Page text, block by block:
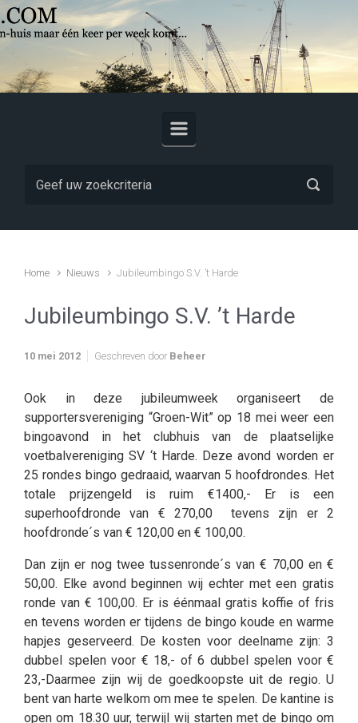
Skip to main content
Home Nieuws Jubileumbingo S.V. ’t Harde
Jubileumbingo S.V. ’t Harde
10 mei 2012 Geschreven door Beheer
Ook in deze jubileumweek organiseert de
supportersvereniging “Groen-Wit” op 18 mei weer een
bingoavond in het clubhuis van de plaatselijke
voetbalvereniging SV ‘t Harde. Deze avond worden er
25 rondes bingo gedraaid, waarvan 5 hoofdrondes. Het
totale prijzengeld is ruim €1400,- Er is een
superhoofdronde van € 270,00 tevens zijn er 2
hoofdronde´s van € 120,00 en € 100,00.
Dan zijn er nog twee tussenronde´s van € 70,00 en €
50,00. Elke avond beginnen wij echter met een gratis
ronde van € 100,00. Er is éénmaal gratis koffie of fris
en tevens worden er tijdens de bingo koude en warme
hapjes geserveerd. De kosten voor deelname zijn: 3
dubbel spelen voor € 18,- of 6 dubbel spelen voor €
23,-Daarmee zijn wij de goedkoopste uit de regio. U
bent van harte welkom om mee te spelen. De kantine is
open om 18.30 uur, terwijl wij starten met de bingo om